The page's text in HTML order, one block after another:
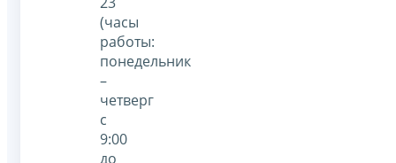
(часы
работы:
понедельник
–
четверг
с
9:00
до